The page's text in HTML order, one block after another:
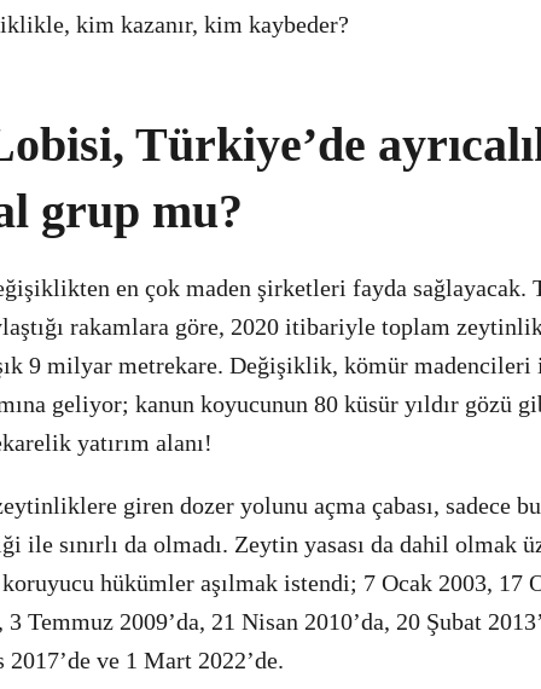
kim kazanır, kim kaybeder?
Türkiye’de
grup mu?
en çok maden şirketleri fayda sağlayacak.
rakamlara göre, 2020 itibariyle toplam
9 milyar metrekare. Değişiklik, kömür madencileri
geliyor; kanun koyucunun 80 küsür yıldır gözü
yatırım alanı!
giren dozer yolunu açma çabası, sadece
ile sınırlı da olmadı. Zeytin yasası da dahil olmak
hükümler aşılmak istendi; 7 Ocak 2003, 17
3 Temmuz 2009’da, 21 Nisan 2010’da, 20 Şubat
2017’de ve 1 Mart 2022’de.